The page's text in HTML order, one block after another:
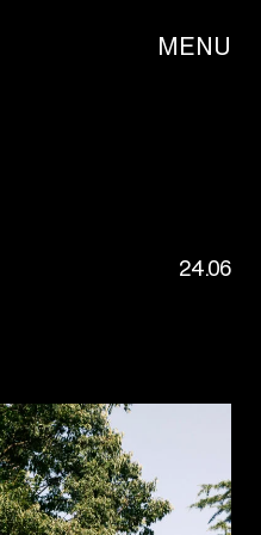
MENU
24.06